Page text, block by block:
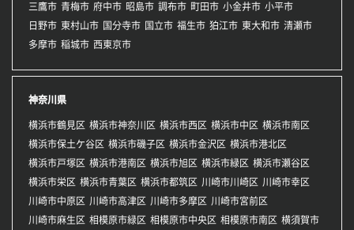
三鷹市 青梅市 府中市 昭島市 調布市 町田市 小金井市 小平市
日野市 東村山市 国分寺市 国立市 福生市 狛江市 東大和市 清瀬市
多摩市 稲城市 西東京市
神奈川県
横浜市鶴見区 横浜市神奈川区 横浜市西区 横浜市中区 横浜市南区
横浜市保土ケ谷区 横浜市磯子区 横浜市金沢区 横浜市港北区
横浜市戸塚区 横浜市港南区 横浜市旭区 横浜市緑区 横浜市瀬谷区
横浜市栄区 横浜市青葉区 横浜市都筑区 川崎市川崎区 川崎市幸区
川崎市中原区 川崎市高津区 川崎市多摩区 川崎市宮前区
川崎市麻生区 相模原市緑区 相模原市中央区 相模原市南区 横須賀市